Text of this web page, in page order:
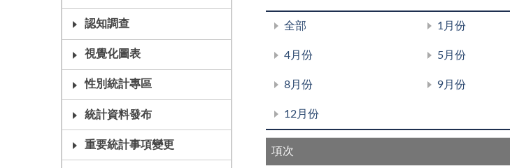
認知調查
視覺化圖表
性別統計專區
統計資料發布
重要統計事項變更
全部 1月份
4月份 5月份
8月份 9月份
12月份
項次